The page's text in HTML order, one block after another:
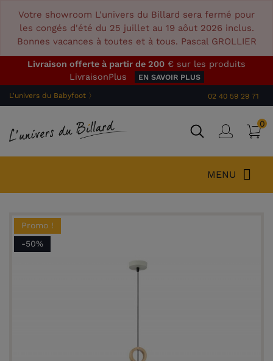
Votre showroom L'univers du Billard sera fermé pour
les congés d'été du 25 juillet au 19 aôut 2026 inclus.
Bonnes vacances à toutes et à tous. Pascal GROLLIER
Livraison offerte à partir de 200 € sur les produits
LivraisonPlus
EN SAVOIR PLUS
L'univers du Babyfoot 〉 02 40 59 29 71
0
MENU
Promo !
-50%